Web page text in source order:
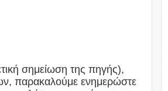
σημείωση της πηγής),
παρακαλούμε ενημερώστε